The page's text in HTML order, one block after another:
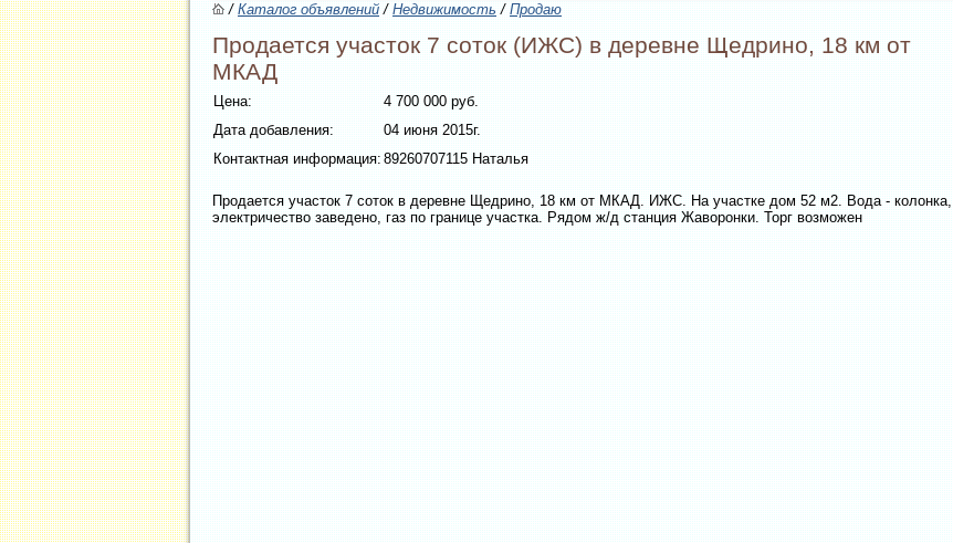
/Каталог объявлений/Недвижимость/Продаю
Продается участок 7 соток (ИЖС) в деревне Щедрино, 18 км от
МКАД
Цена:
4 700 000 руб.
Дата добавления:
04 июня 2015г.
Контактная информация:89260707115 Наталья
Продается участок 7 соток в деревне Щедрино, 18 км от МКАД. ИЖС. На участке дом 52 м2. Вода - колонка,
электричество заведено, газ по границе участка. Рядом ж/д станция Жаворонки. Торг возможен